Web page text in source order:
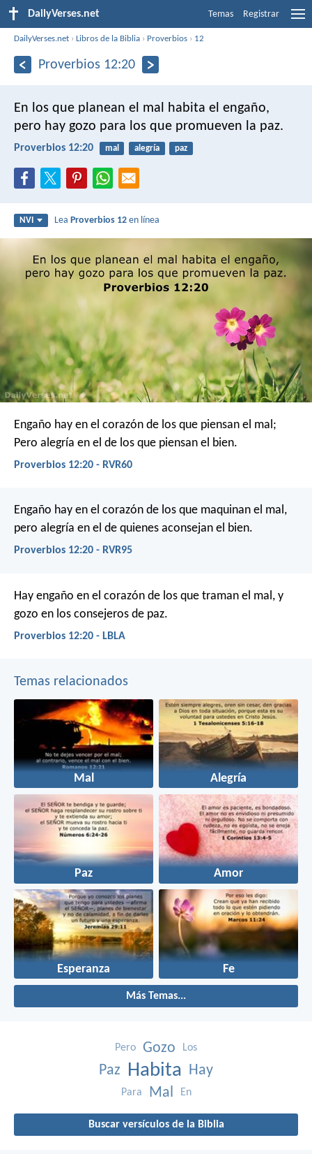
DailyVerses.net Temas Registrar
DailyVerses.net ›Libros de la Biblia › Proverbios › 12
Proverbios 12:20
En los que planean el mal habita el engaño,
pero hay gozo para los que promueven la paz.
Proverbios 12:20 mal alegría paz
NVI LeaProverbios 12 en línea
Engaño hay en el corazón de los que piensan el mal;
Pero alegría en el de los que piensan el bien.
Proverbios 12:20 - RVR60
Engaño hay en el corazón de los que maquinan el mal,
pero alegría en el de quienes aconsejan el bien.
Proverbios 12:20 - RVR95
Hay engaño en el corazón de los que traman el mal, y
gozo en los consejeros de paz.
Proverbios 12:20 - LBLA
Temas relacionados
Mal Alegría
Paz Amor
Esperanza Fe
Más Temas...
Pero Gozo Los
Paz Habita Hay
Para Mal En
Buscar versículos de la Biblia